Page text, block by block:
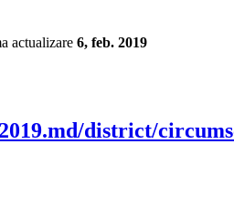
actualizare 6, feb. 2019
district/